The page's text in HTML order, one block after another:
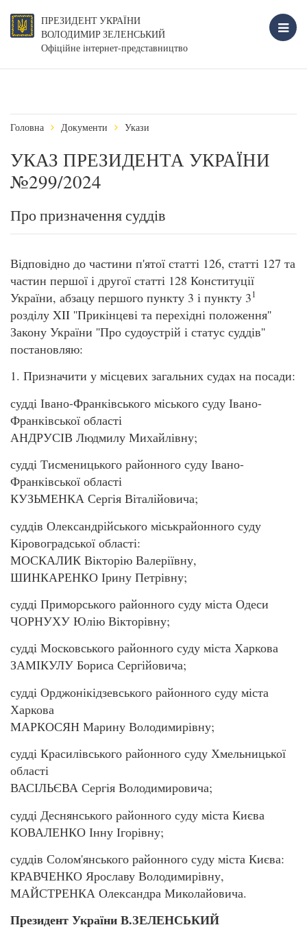
ПРЕЗИДЕНТ УКРАЇНИ
ВОЛОДИМИР ЗЕЛЕНСЬКИЙ
Офіційне інтернет-представництво
Головна Документи Укази
УКАЗ ПРЕЗИДЕНТА УКРАЇНИ
№299/2024
Про призначення суддів
Відповідно до частини п'ятої статті 126, статті 127 та
частин першої і другої статті 128 Конституції
України, абзацу першого пункту 3 і пункту 31
розділу XII ''Прикінцеві та перехідні положення''
Закону України ''Про судоустрій і статус суддів''
постановляю:
1. Призначити у місцевих загальних судах на посади:
судді Івано-Франківського міського суду Івано-
Франківської області
АНДРУСІВ Людмилу Михайлівну;
судді Тисменицького районного суду Івано-
Франківської області
КУЗЬМЕНКА Сергія Віталійовича;
суддів Олександрійського міськрайонного суду
Кіровоградської області:
МОСКАЛИК Вікторію Валеріївну,
ШИНКАРЕНКО Ірину Петрівну;
судді Приморського районного суду міста Одеси
ЧОРНУХУ Юлію Вікторівну;
судді Московського районного суду міста Харкова
ЗАМІКУЛУ Бориса Сергійовича;
судді Орджонікідзевського районного суду міста
Харкова
МАРКОСЯН Марину Володимирівну;
судді Красилівського районного суду Хмельницької
області
ВАСІЛЬЄВА Сергія Володимировича;
судді Деснянського районного суду міста Києва
КОВАЛЕНКО Інну Ігорівну;
суддів Солом'янського районного суду міста Києва:
КРАВЧЕНКО Ярославу Володимирівну,
МАЙСТРЕНКА Олександра Миколайовича.
Президент України В.ЗЕЛЕНСЬКИЙ